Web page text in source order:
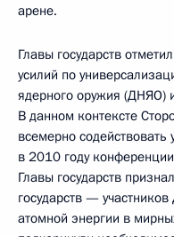
арене.
Главы государств
усилий по
ядерного оружия (ДНЯО)
В данном контексте
всемерно
в 2010 году
Главы государств
государств —
атомной энергии в